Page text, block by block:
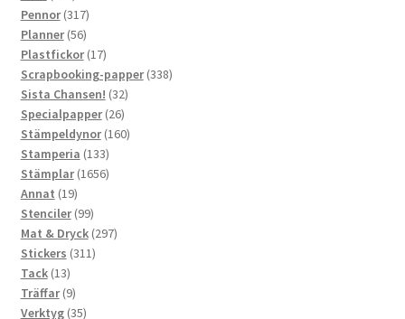
produkter
Pennor 317317
produkter
Planner 5656
produkter
Plastfickor 1717
produkter
Scrapbooking-papper 338338
Sista Chansen! 3232
produkter
Specialpapper 2626
produkter
Stämpeldynor 160160
Stamperia 133133
produkter
Stämplar 16561656
Annat 1919
produkter
Stenciler 9999
produkter
Mat & Dryck 297297
Stickers 311311
Tack 1313
produkter
Träffar 99
produkter
Verktyg 3535